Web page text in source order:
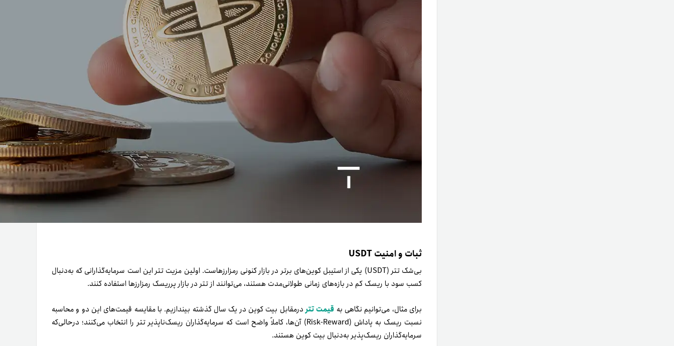
ثبات و امنیت USDT
بی‌شک تتر (USDT) یکی از استیبل کوین‌های برتر در بازار کنونی رمزارزهاست. اولین مزیت تتر این است سرمایه‌گذارانی که به‌دنبال
کسب سود با ریسک کم در بازه‌های زمانی طولانی‌مدت هستند، می‌توانند از تتر در بازار پرریسک رمزارزها استفاده کنند.
برای مثال، می‌توانیم نگاهی به قیمت تتردرمقابل بیت کوین در یک سال گذشته بیندازیم. با مقایسه قیمت‌های این دو و محاسبه
نسبت ریسک به پاداش (Risk-Reward) آن‌ها، کاملاً واضح است که سرمایه‌گذاران ریسک‌ناپذیر تتر را انتخاب می‌کنند؛ در‌حالی‌که
سرمایه‌گذاران ریسک‌پذیر به‌دنبال بیت کوین هستند.